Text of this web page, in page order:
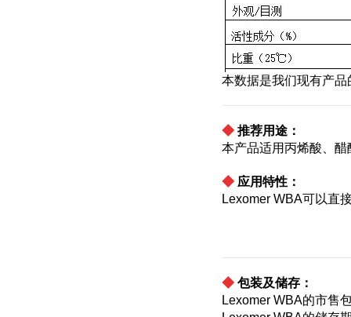
本数据是我们现有产
◆ 推荐用途：
本产品适用丙烯酸、
◆ 应用特性：
Lexomer WBA可以直
◆ 包装及储存：
Lexomer WBA的市售